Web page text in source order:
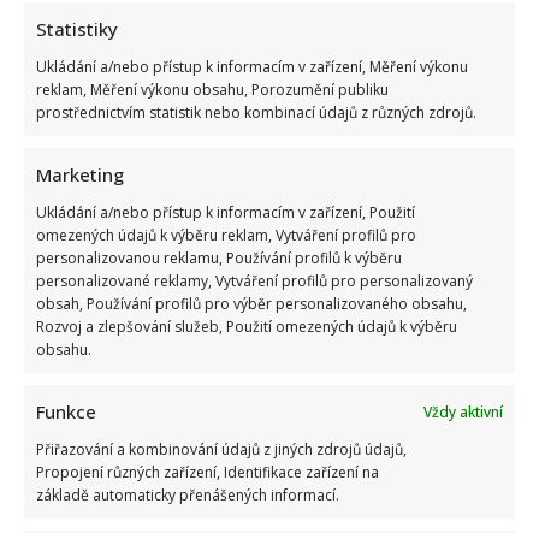
Statistiky
Ukládání a/nebo přístup k informacím v zařízení, Měření výkonu
reklam, Měření výkonu obsahu, Porozumění publiku
prostřednictvím statistik nebo kombinací údajů z různých zdrojů.
Marketing
Ukládání a/nebo přístup k informacím v zařízení, Použití
omezených údajů k výběru reklam, Vytváření profilů pro
personalizovanou reklamu, Používání profilů k výběru
personalizované reklamy, Vytváření profilů pro personalizovaný
obsah, Používání profilů pro výběr personalizovaného obsahu,
Rozvoj a zlepšování služeb, Použití omezených údajů k výběru
obsahu.
Funkce
Vždy aktivní
Přiřazování a kombinování údajů z jiných zdrojů údajů,
Propojení různých zařízení, Identifikace zařízení na
základě automaticky přenášených informací.
7. 8. 2026
Celebrity
Petr Kotvald a Stanislav Hložek otevřeně o svých